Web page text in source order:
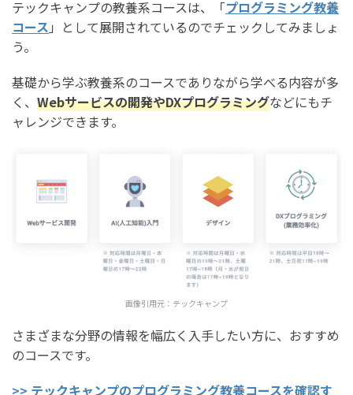
テックキャンプの教養系コースは、「プログラミング教養
コース 」として展開されているのでチェックしてみましょ
う。
基礎から学ぶ教養系のコースでありながら学べる内容が多
く、 Webサービスの開発やDXプログラミングなどにもチ
ャレンジできます。
画像引用元： テックキャンプ
さまざまな分野の情報を幅広く入手したい方に、おすすめ
のコースです。
>> テックキャンプのプログラミング教養コースを確認す